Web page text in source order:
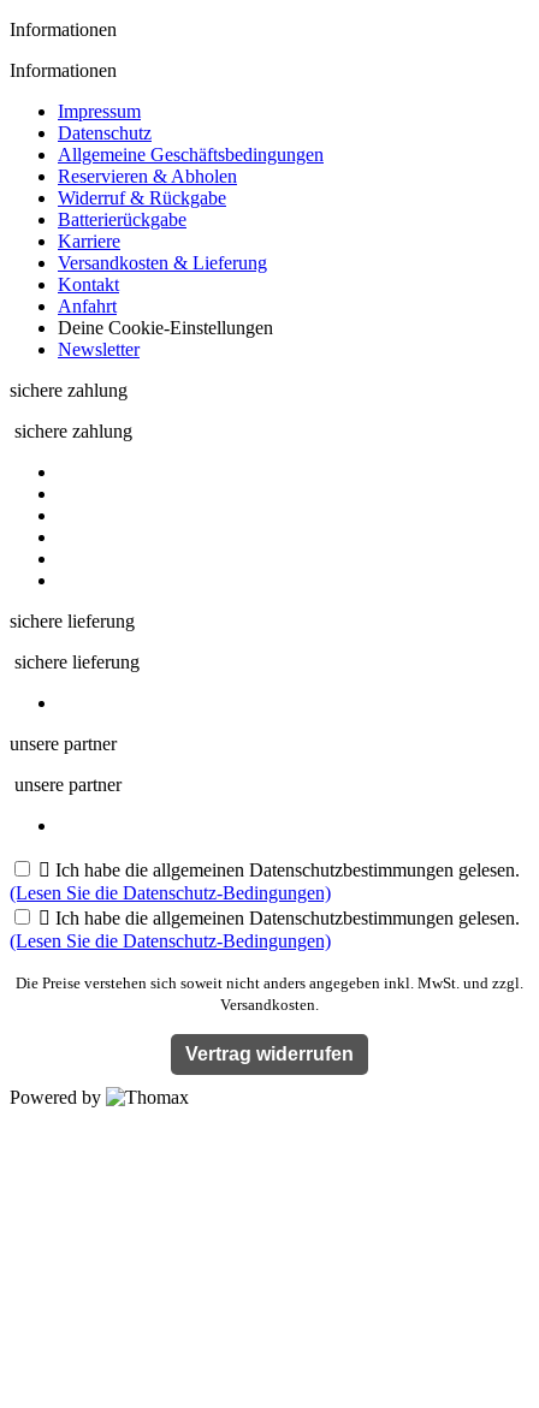
Informationen
Informationen
Impressum
Datenschutz
Allgemeine Geschäftsbedingungen
Reservieren & Abholen
Widerruf & Rückgabe
Batterierückgabe
Karriere
Versandkosten & Lieferung
Kontakt
Anfahrt
Deine Cookie-Einstellungen
Newsletter
sichere zahlung
sichere zahlung
sichere lieferung
sichere lieferung
unsere partner
unsere partner
 Ich habe die allgemeinen Datenschutzbestimmungen gelesen.
(Lesen Sie die Datenschutz-Bedingungen)
 Ich habe die allgemeinen Datenschutzbestimmungen gelesen.
(Lesen Sie die Datenschutz-Bedingungen)
Die Preise verstehen sich soweit nicht anders angegeben inkl. MwSt. und zzgl.
Versandkosten.
Vertrag widerrufen
Powered by